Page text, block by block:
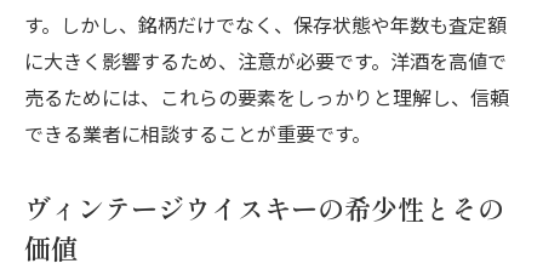
す。しかし、銘柄だけでなく、保存状態や年数も査定額
に大きく影響するため、注意が必要です。洋酒を高値で
売るためには、これらの要素をしっかりと理解し、信頼
できる業者に相談することが重要です。
ヴィンテージウイスキーの希少性とその
価値